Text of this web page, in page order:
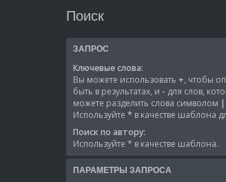
Поиск
ЗАПРОС
Ключевые слова:
Вы можете использовать +, чтобы
быть в результатах, и - для слов,
можете разделить слова символом |
Используйте * в качестве шаблона
Поиск по автору:
Используйте * в качестве шаблона.
ПАРАМЕТРЫ ЗАПРОСА